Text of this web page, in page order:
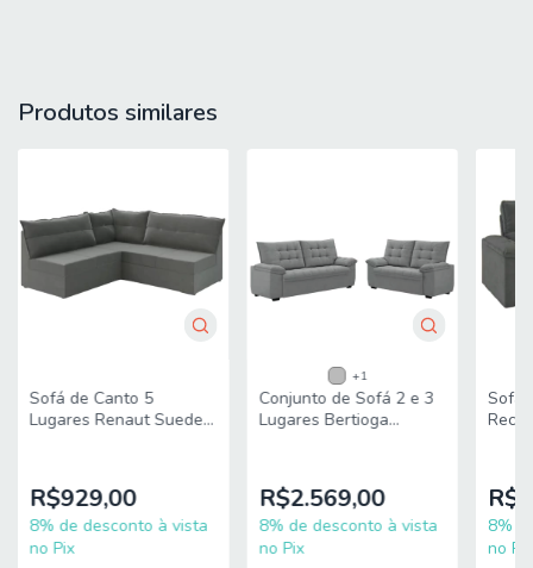
Produtos similares
Sofá de Canto 5
Lugares Renaut Suede
R$929,00
8% de desconto à vista
no Pix
+1
Conjunto de Sofá 2 e 3
Lugares Bertioga
R$2.569,00
8% de desconto à vista
no Pix
Sofá
8%
no Pix